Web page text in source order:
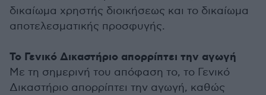
δικαίωμα χρηστής διοικήσεως και το δικαίωμα
αποτελεσματικής προσφυγής.
Το Γενικό Δικαστήριο απορρίπτει την αγωγή
Με τη σημερινή του απόφαση το, το Γενικό
Δικαστήριο απορρίπτει την αγωγή, καθώς